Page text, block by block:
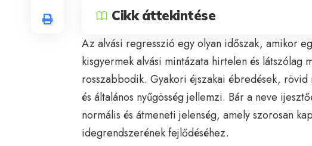
Cikk áttekintése
Az alvási regresszió egy olyan időszak, amikor
kisgyermek alvási mintázata hirtelen és látszólag
rosszabbodik. Gyakori éjszakai ébredések,
és általános nyűgösség jellemzi. Bár a neve
normális és átmeneti jelenség, amely szorosan
idegrendszerének fejlődéséhez.